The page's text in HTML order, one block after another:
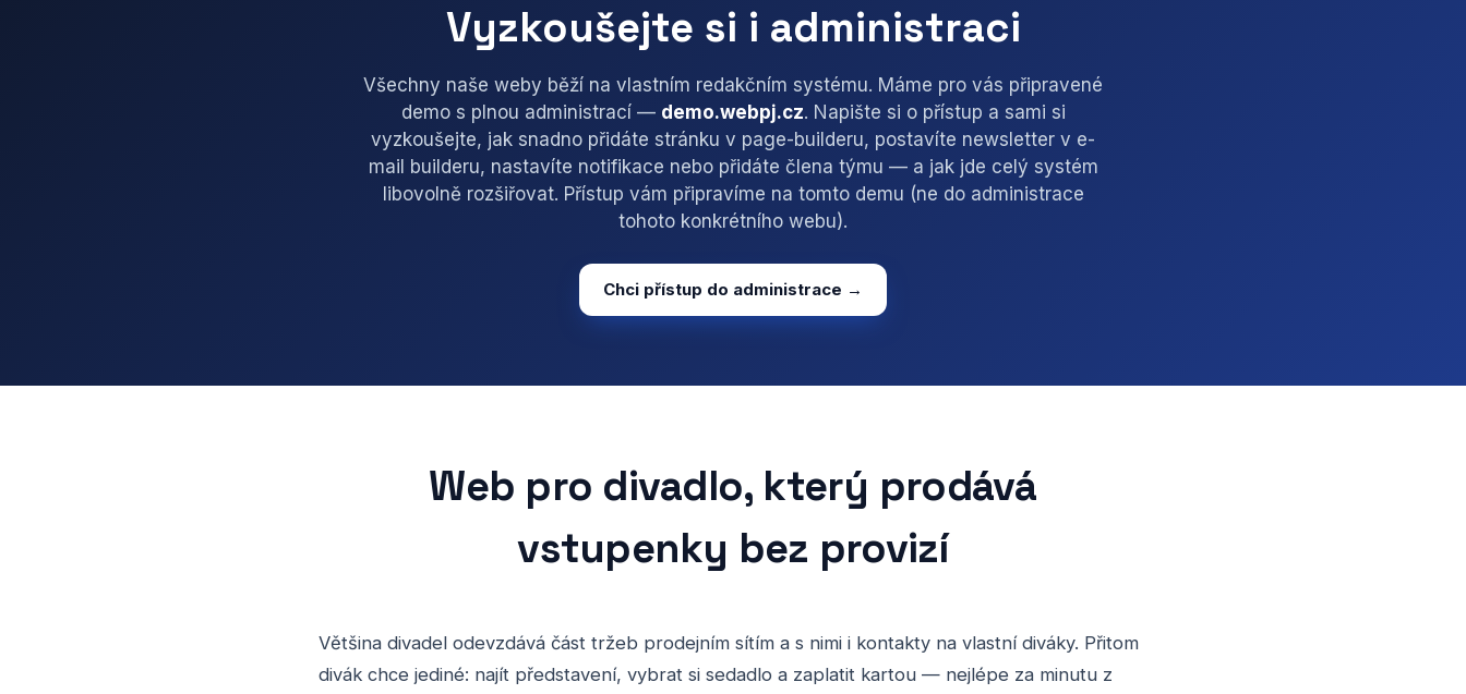
Vyzkoušejte si i administraci
Všechny naše weby běží na vlastním redakčním systému. Máme pro vás připravené
demo s plnou administrací — demo.webpj.cz. Napište si o přístup a sami si
vyzkoušejte, jak snadno přidáte stránku v page-builderu, postavíte newsletter v e-
mail builderu, nastavíte notifikace nebo přidáte člena týmu — a jak jde celý systém
libovolně rozšiřovat. Přístup vám připravíme na tomto demu (ne do administrace
tohoto konkrétního webu).
Chci přístup do administrace →
Web pro divadlo, který prodává
vstupenky bez provizí
Většina divadel odevzdává část tržeb prodejním sítím a s nimi i kontakty na vlastní diváky. Přitom
divák chce jediné: najít představení, vybrat si sedadlo a zaplatit kartou — nejlépe za minutu z